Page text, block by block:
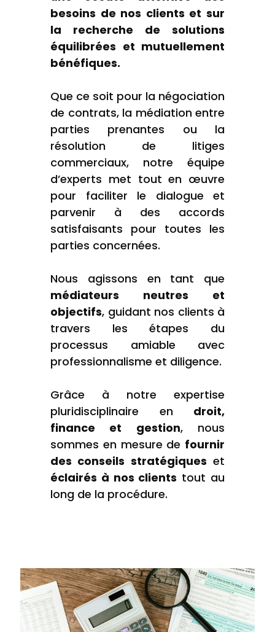
besoins de nos clients et sur
la recherche de solutions
équilibrées et mutuellement
bénéfiques.
Que ce soit pour la négociation
de contrats, la médiation entre
parties prenantes ou la
résolution de litiges
commerciaux, notre équipe
d’experts met tout en œuvre
pour faciliter le dialogue et
parvenir à des accords
satisfaisants pour toutes les
parties concernées.
Nous agissons en tant que
médiateurs neutres et
objectifs, guidant nos clients à
travers les étapes du
processus amiable avec
professionnalisme et diligence.
Grâce à notre expertise
pluridisciplinaire en droit,
finance et gestion, nous
sommes en mesure de fournir
des conseils stratégiques et
éclairés à nos clients tout au
long de la procédure.